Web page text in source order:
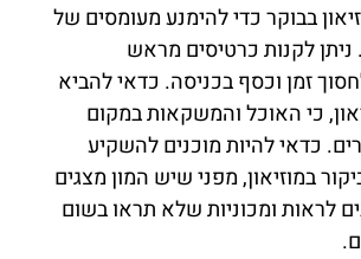
בבוקר כדי להימנע מעומסים של
ניתן לקנות כרטיסים מראש
זמן וכסף בכניסה. כדאי להביא
כי האוכל והמשקאות במקום
כדאי להיות מוכנים להשקיע
במוזיאון, מפני שיש המון מצגים
לראות ומכוניות שלא תראו בשום